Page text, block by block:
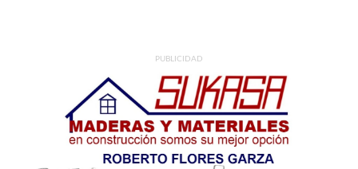
PUBLICIDAD